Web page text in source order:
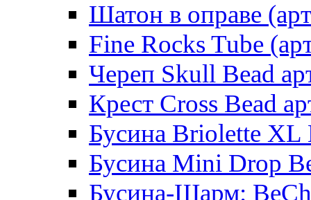
Шатон в оправе
Fine Rocks Tube
Череп Skull Bead
Крест Cross Bead
Бусина Briolette XL
Бусина Mini Drop
Бусина-Шарм: